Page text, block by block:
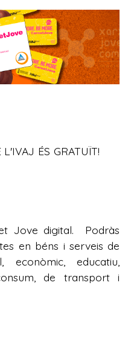
L'IVAJ ÉS GRATUÏT!
Jove digital. Podràs
en béns i serveis de
econòmic, educatiu,
de transport i